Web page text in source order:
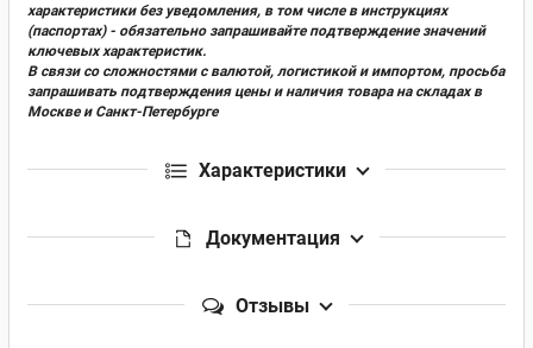
характеристики без уведомления, в том числе в инструкциях
(паспортах) - обязательно запрашивайте подтверждение значений
ключевых характеристик.
В связи со сложностями с валютой, логистикой и импортом, просьба
запрашивать подтверждения цены и наличия товара на складах в
Москве и Санкт-Петербурге
Характеристики
Документация
Отзывы